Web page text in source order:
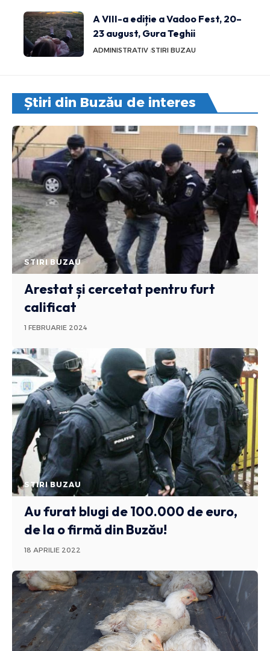
A VIII-a ediție a Vadoo Fest, 20–
23 august, Gura Teghii
ADMINISTRATIV STIRI BUZAU
Știri din Buzău de interes
STIRI BUZAU
Arestat și cercetat pentru furt
calificat
1 FEBRUARIE 2024
STIRI BUZAU
Au furat blugi de 100.000 de euro,
de la o firmă din Buzău!
18 APRILIE 2022